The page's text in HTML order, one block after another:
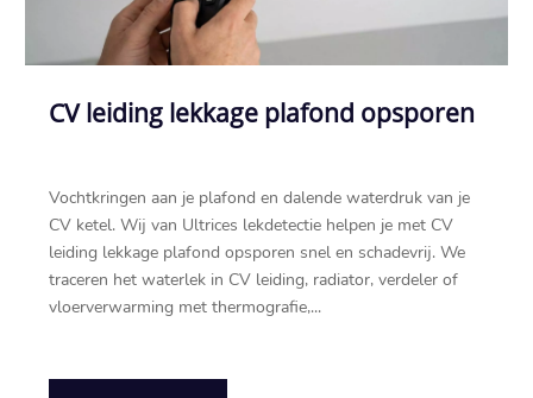
CV leiding lekkage plafond opsporen
Vochtkringen aan je plafond en dalende waterdruk van je
CV ketel.​ Wij van Ultrices lekdetectie helpen je met CV
leiding lekkage plafond opsporen snel en schadevrij.​ We
traceren het waterlek in CV leiding, radiator, verdeler of
vloerverwarming met thermografie,...